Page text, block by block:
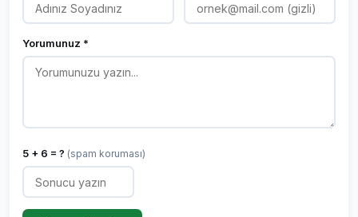
Yorumunuz *
5 + 6 = ? (spam koruması)